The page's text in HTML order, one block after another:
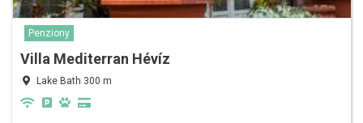
Penziony
Villa Mediterran Hévíz
Lake Bath 300 m